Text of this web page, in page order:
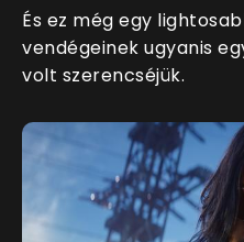
És ez még egy
vendégeinek ugyanis
volt szerencséjük.